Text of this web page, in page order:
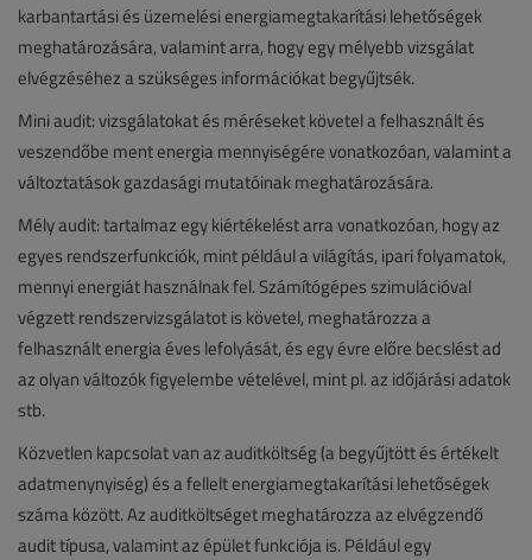
karbantartási és üzemelési energiamegtakarítási lehetőségek
meghatározására, valamint arra, hogy egy mélyebb vizsgálat
elvégzéséhez a szükséges információkat begyűjtsék.
Mini audit: vizsgálatokat és méréseket követel a felhasznált és
veszendőbe ment energia mennyiségére vonatkozóan, valamint a
változtatások gazdasági mutatóinak meghatározására.
Mély audit: tartalmaz egy kiértékelést arra vonatkozóan, hogy az
egyes rendszerfunkciók, mint például a világítás, ipari folyamatok,
mennyi energiát használnak fel. Számítógépes szimulációval
végzett rendszervizsgálatot is követel, meghatározza a
felhasznált energia éves lefolyását, és egy évre előre becslést ad
az olyan változók figyelembe vételével, mint pl. az időjárási adatok
stb.
Közvetlen kapcsolat van az auditköltség (a begyűjtött és értékelt
adatmenynyiség) és a fellelt energiamegtakarítási lehetőségek
száma között. Az auditköltséget meghatározza az elvégzendő
audit típusa, valamint az épület funkciója is. Például egy